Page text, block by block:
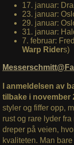
17. januar:
23. januar:
29. januar:
31. januar:
7. februar:
Warp Riders)
I anmeldelsen av
tilbake i november
styler og fiffer opp,
rust og rare lyder
dreper på veien,
kvaliteten. Man